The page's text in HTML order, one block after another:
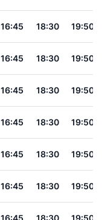
16:45 18:30 19:50
16:45 18:30 19:50
16:45 18:30 19:50
16:45 18:30 19:50
16:45 18:30 19:50
16:45 18:30 19:50
16:45 18:30 19:50